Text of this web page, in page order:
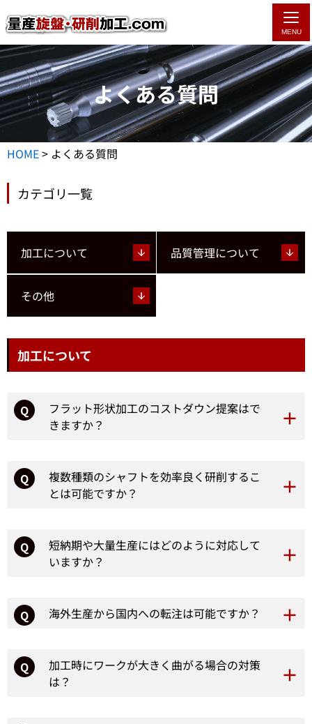
MENU
よくある質問
HOME> よくある質問
カテゴリ一覧
加工について 品質管理について
その他
加工について
Q
フラット形状加工のコストダウン提案はで
きますか？
Q
複数種類のシャフトを効率良く研削するこ
とは可能ですか？
Q
短納期や大量生産にはどのように対応して
いますか？
Q 海外生産から国内への転注は可能ですか？
Q
加工時にワークが大きく曲がる場合の対策
は？